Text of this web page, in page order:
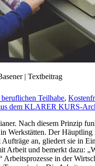
| Textbeitrag
Teilhabe,
dem KLARER KURS-
Nach diesem Prinzip
Werkstätten. Der Häuptling
an, gliedert sie in
Arbeit und bemerkt dazu:
Arbeitsprozesse in der